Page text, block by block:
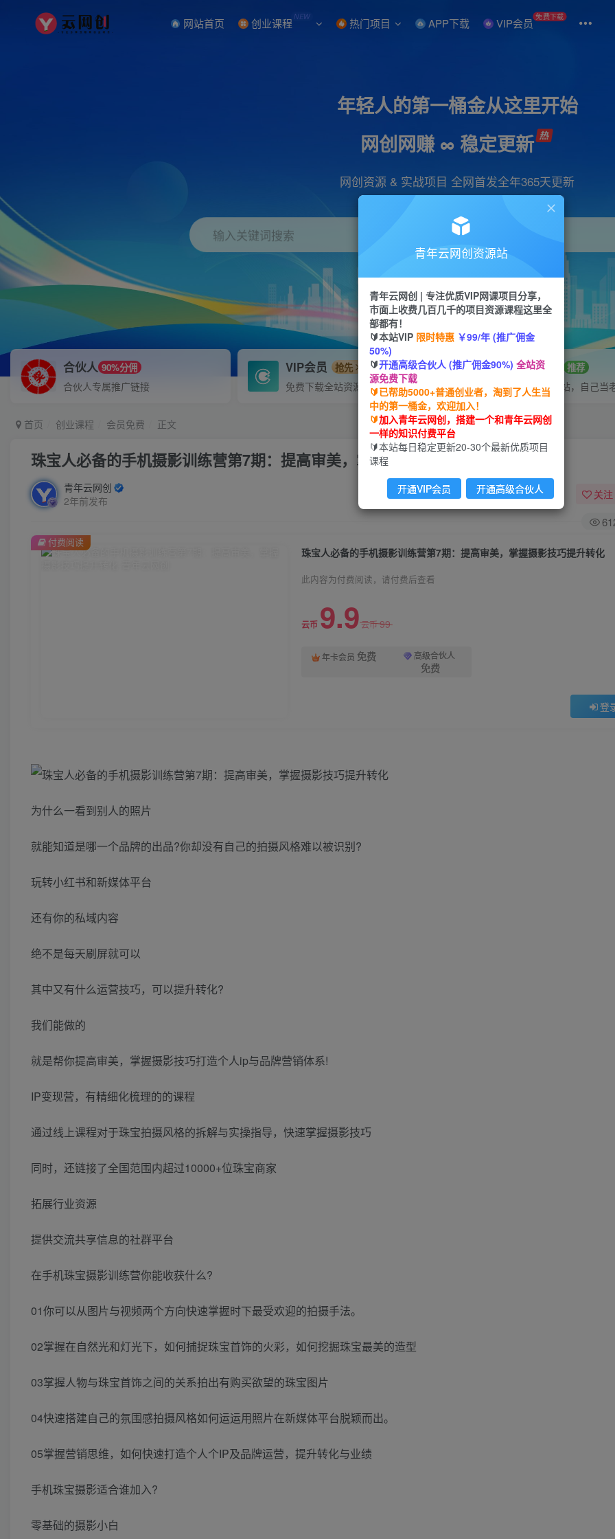
网站首页 创业课程 NEW 热门项目 APP下载 VIP会员 免费下载
年轻人的第一桶金从这里开始
网创网赚 ∞ 稳定更新
网创资源 & 实战项目 全网首发全年365天更新
输入关键词搜索
项目 引流 抖音 短视频 剪辑 会员
合伙人 90%分佣
合伙人专属推广链接
VIP会员 抢先
免费下载全站资源
招募站长 推荐
搭建同款网站，自己当
首页 创业课程 会员免费 正文
珠宝人必备的手机摄影训练营第7期：提高审美，掌握摄影技巧提升转化
青年云网创
2年前发布
关注
珠宝人必备的手机摄影训练营第7期：提高审美，掌握摄影技巧提升转化
此内容为付费阅读，请付费后查看
云币 9.9云币99
年卡会员 免费 高级合伙人
免费
登
付费阅读
为什么一看到别人的照片
就能知道是哪一个品牌的出品?你却没有自己的拍摄风格难以被识别?
玩转小红书和新媒体平台
还有你的私域内容
绝不是每天刷屏就可以
其中又有什么运营技巧，可以提升转化?
我们能做的
就是帮你提高审美，掌握摄影技巧打造个人ip与品牌营销体系!
IP变现营，有精细化梳理的的课程
通过线上课程对于珠宝拍摄风格的拆解与实操指导，快速掌握摄影技巧
同时，还链接了全国范围内超过10000+位珠宝商家
拓展行业资源
提供交流共享信息的社群平台
在手机珠宝摄影训练营你能收获什么?
01你可以从图片与视频两个方向快速掌握时下最受欢迎的拍摄手法。
02掌握在自然光和灯光下，如何捕捉珠宝首饰的火彩，如何挖掘珠宝最美的造型
03掌握人物与珠宝首饰之间的关系拍出有购买欲望的珠宝图片
04快速搭建自己的氛围感拍摄风格如何运运用照片在新媒体平台脱颖而出。
05掌握营销思维，如何快速打造个人个IP及品牌运营，提升转化与业绩
手机珠宝摄影适合谁加入?
零基础的摄影小白
青年云网创资源站
青年云网创 | 专注优质VIP网课项目分享，
市面上收费几百几千的项目资源课程这里全
部都有！
🔰本站VIP 限时特惠 ￥99/年 (推广佣金
50%)
🔰开通高级合伙人 (推广佣金90%) 全站资
源免费下载
🔰已帮助5000+普通创业者，淘到了人生当
中的第一桶金，欢迎加入！
🔰加入青年云网创，搭建一个和青年云网创
一样的知识付费平台
🔰本站每日稳定更新20-30个最新优质项目
课程
开通VIP会员 开通高级合伙人